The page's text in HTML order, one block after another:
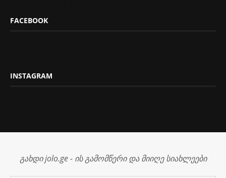
FACEBOOK
INSTAGRAM
გახდი jolo.ge - ის გამომწერი და მიიღე სიახლეები